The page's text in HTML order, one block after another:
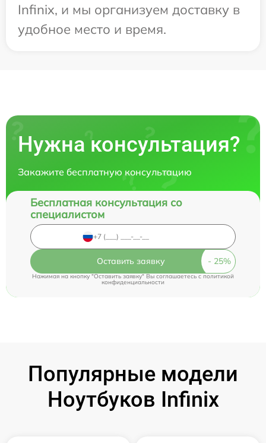
Infinix, и мы организуем доставку в
удобное место и время.
Нужна консультация?
Закажите бесплатную консультацию
Бесплатная консультация со
специалистом
Оставить заявку
Нажимая на кнопку "Оставить заявку" Вы соглашаетесь cполитикой
конфиденциальности
Популярные модели
Ноутбуков Infinix